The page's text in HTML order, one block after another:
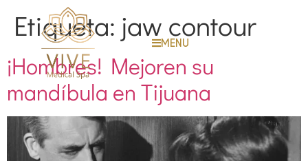
MENU
Etiqueta: jaw contour
¡Hombres! Mejoren su
mandíbula en Tijuana